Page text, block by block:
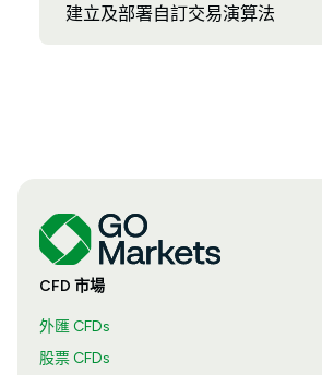
建立及部署自訂交易演算法
CFD 市場
外匯 CFDs
股票 CFDs